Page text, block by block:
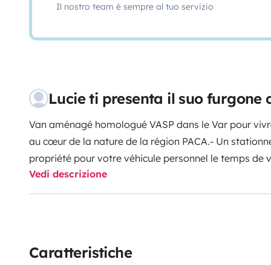
Il nostro team è sempre al tuo servizio
Lucie ti presenta il suo furgone
Van aménagé homologué VASP dans le Var pour
au cœur de la nature de la région PACA.- Un
propriété pour votre véhicule personnel le temps de
contacter).L'aménagement a été fait par un
(l'Artisan du voyage).Équipements- Climatisation
arrière) - espace table et banquettes pour les repas
Vedi descrizione
Caratteristiche